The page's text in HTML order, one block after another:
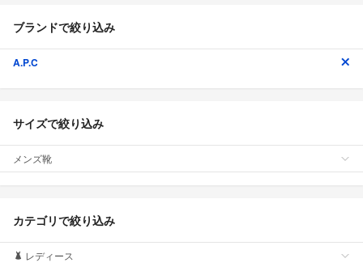
ブランドで絞り込み
A.P.C
サイズで絞り込み
メンズ靴
カテゴリで絞り込み
レディース